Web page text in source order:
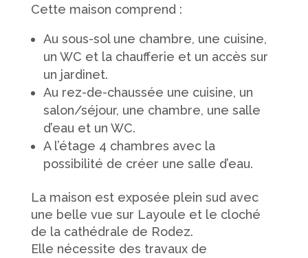
Cette maison comprend :
Au sous-sol une chambre, une cuisine,
un WC et la chaufferie et un accès sur
un jardinet.
Au rez-de-chaussée une cuisine, un
salon/séjour, une chambre, une salle
d’eau et un WC.
A l’étage 4 chambres avec la
possibilité de créer une salle d’eau.
La maison est exposée plein sud avec
une belle vue sur Layoule et le cloché
de la cathédrale de Rodez.
Elle nécessite des travaux de